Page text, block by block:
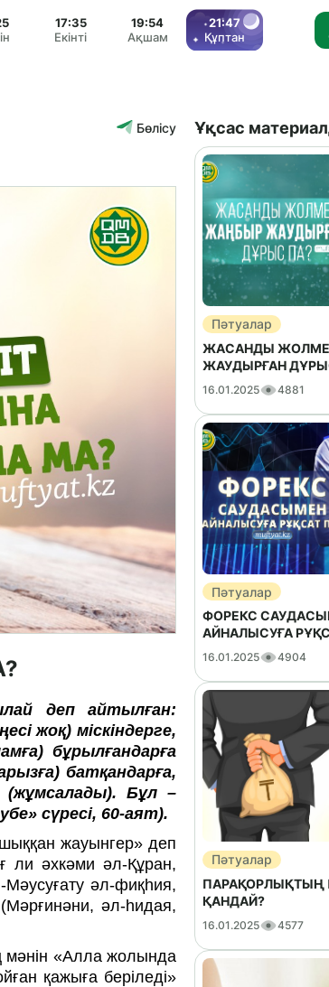
17:35
Екінті
19:54
Ақшам
21:47
Құптан
Бөлісу
деп айтылған:
жоқ) міскіндерге,
бұрылғандарға
батқандарға,
(жұмсалады). Бұл –
сүресі, 60-аят).
жауынгер» деп
ли әхкәми әл-Құран,
әл-фиқһия,
әл-һидая,
мәнін «Алла жолында
қажыға беріледі»
Ұқсас
Пәтуалар
ЖАСАНДЫ
ЖАУДЫРҒАН
16.01.2025 4881
Пәтуалар
ФОРЕКС
АЙНАЛЫСУҒА
16.01.2025 4904
Пәтуалар
ПАРАҚОРЛЫҚТЫҢ
ҚАНДАЙ?
16.01.2025 4577